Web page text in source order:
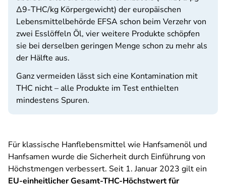
Δ9-THC/kg Körpergewicht) der europäischen
Lebensmittelbehörde EFSA schon beim Verzehr von
zwei Esslöffeln Öl, vier weitere Produkte schöpfen
sie bei derselben geringen Menge schon zu mehr als
der Hälfte aus.
Ganz vermeiden lässt sich eine Kontamination mit
THC nicht – alle Produkte im Test enthielten
mindestens Spuren.
Für klassische Hanflebensmittel wie Hanfsamenöl und
Hanfsamen wurde die Sicherheit durch Einführung von
Höchstmengen verbessert. Seit 1. Januar 2023 gilt ein
EU-einheitlicher Gesamt-THC-Höchstwert für